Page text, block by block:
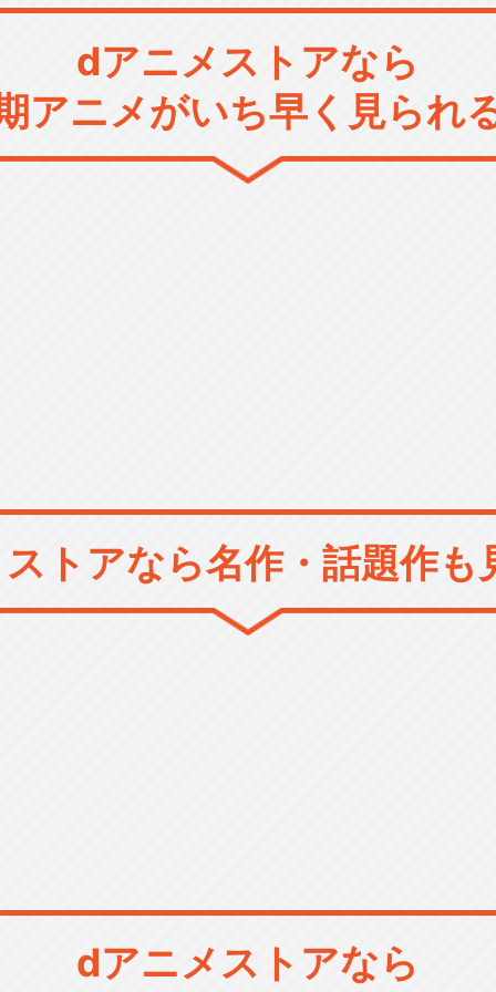
dアニメストアなら
アニメがいち早く見られ
トアなら名作・話題作も
dアニメストアなら